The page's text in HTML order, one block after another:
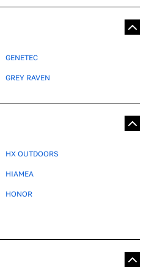
GENETEC
GREY RAVEN
HX OUTDOORS
HIAMEA
HONOR